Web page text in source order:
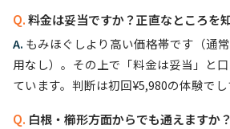
料金は妥当ですか？正直なところを
もみほぐしより高い価格帯です（通
用なし）。その上で「料金は妥当」と
ています。判断は初回¥5,980の体験でし
白根・櫛形方面からでも通えますか？